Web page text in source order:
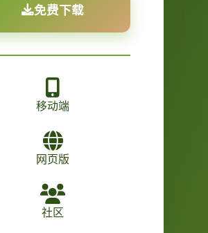
免费下载
移动端
网页版
社区